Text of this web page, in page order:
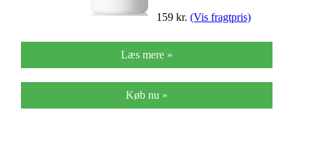
159 kr. (Vis fragtpris)
Læs mere »
Køb nu »